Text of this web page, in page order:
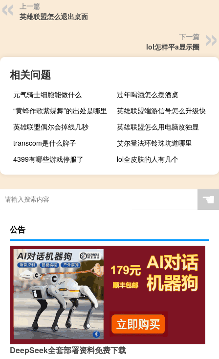
上一篇
英雄联盟怎么退出桌面
下一篇
lol怎样平a显示圈
相关问题
元气骑士细胞能做什么
过年喝酒怎么摆酒桌
“黄蜂作歌紫蝶舞”的出处是哪里
英雄联盟端游信号怎么升级快
英雄联盟偶尔会掉线几秒
英雄联盟怎么用电脑改独显
transcom是什么牌子
艾尔登法环铃珠坑道哪里
4399有哪些游戏停服了
lol全皮肤的人有几个
☚
公告
DeepSeek全套部署资料免费下载